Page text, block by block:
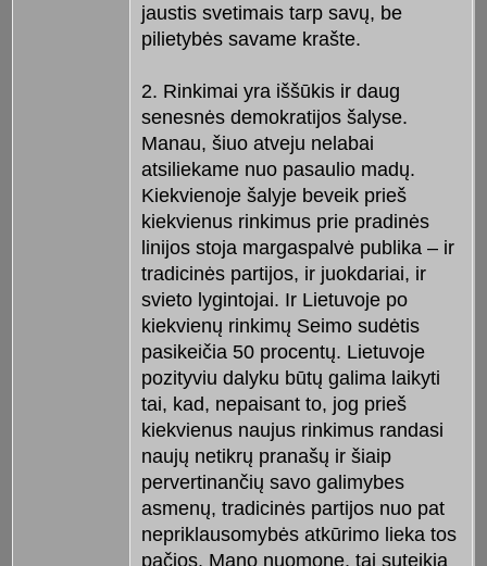
jaustis svetimais tarp savų, be
pilietybės savame krašte.
2. Rinkimai yra iššūkis ir daug
senesnės demokratijos šalyse.
Manau, šiuo atveju nelabai
atsiliekame nuo pasaulio madų.
Kiekvienoje šalyje beveik prieš
kiekvienus rinkimus prie pradinės
linijos stoja margaspalvė publika – ir
tradicinės partijos, ir juokdariai, ir
svieto lygintojai. Ir Lietuvoje po
kiekvienų rinkimų Seimo sudėtis
pasikeičia 50 procentų. Lietuvoje
pozityviu dalyku būtų galima laikyti
tai, kad, nepaisant to, jog prieš
kiekvienus naujus rinkimus randasi
naujų netikrų pranašų ir šiaip
pervertinančių savo galimybes
asmenų, tradicinės partijos nuo pat
nepriklausomybės atkūrimo lieka tos
pačios. Mano nuomone, tai suteikia